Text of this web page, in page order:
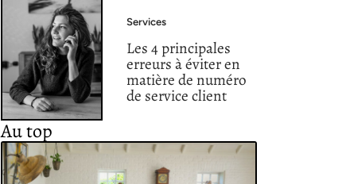
Services
Les 4 principales
erreurs à éviter en
matière de numéro
de service client
Au top